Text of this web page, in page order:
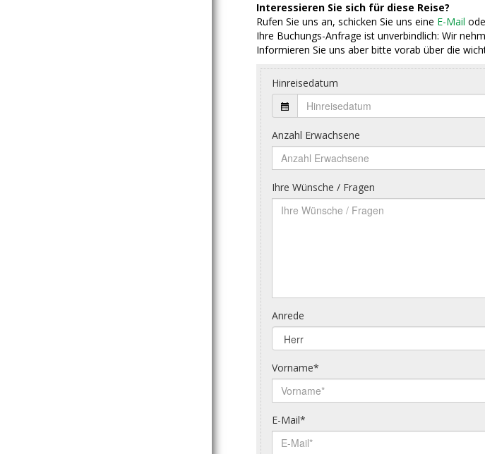
Interessieren Sie sich für diese Reise?
Rufen Sie uns an, schicken Sie uns eine E-Mail
Ihre Buchungs-Anfrage ist unverbindlich: Wir
Informieren Sie uns aber bitte vorab über die